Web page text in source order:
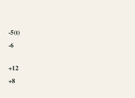
-5(t)
-6
+12
+8